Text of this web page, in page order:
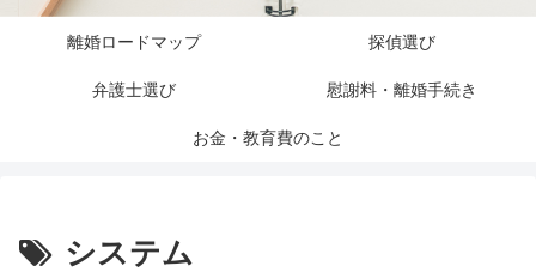
離婚ロードマップ 探偵選び
弁護士選び 慰謝料・離婚手続き
お金・教育費のこと
システム